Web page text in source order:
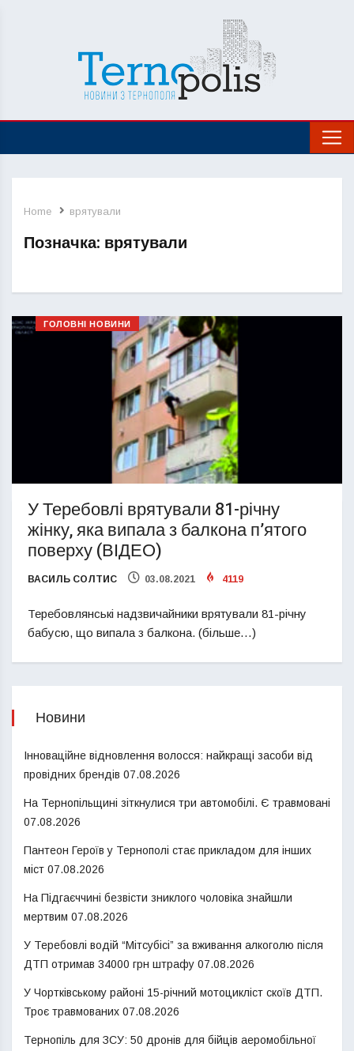
Home врятували
Позначка: врятували
ГОЛОВНІ НОВИНИ
У Теребовлі врятували 81-річну
жінку, яка випала з балкона п’ятого
поверху (ВІДЕО)
ВАСИЛЬ СОЛТИС 03.08.2021 4119
Теребовлянські надзвичайники врятували 81-річну
бабусю, що випала з балкона. (більше…)
Новини
Інноваційне відновлення волосся: найкращі засоби від
провідних брендів 07.08.2026
На Тернопільщині зіткнулися три автомобілі. Є травмовані
07.08.2026
Пантеон Героїв у Тернополі стає прикладом для інших
міст 07.08.2026
На Підгаєччині безвісти зниклого чоловіка знайшли
мертвим 07.08.2026
У Теребовлі водій “Мітсубісі” за вживання алкоголю після
ДТП отримав 34000 грн штрафу 07.08.2026
У Чортківському районі 15-річний мотоцикліст скоїв ДТП.
Троє травмованих 07.08.2026
Тернопіль для ЗСУ: 50 дронів для бійців аеромобільної